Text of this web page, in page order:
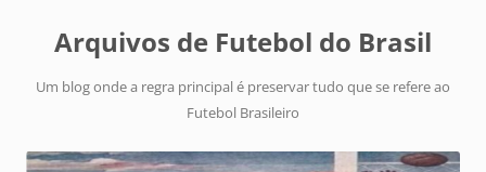
Arquivos de Futebol do Brasil
Um blog onde a regra principal é preservar tudo que se refere ao
Futebol Brasileiro